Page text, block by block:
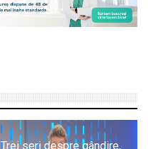
Trei seri despre gândire,